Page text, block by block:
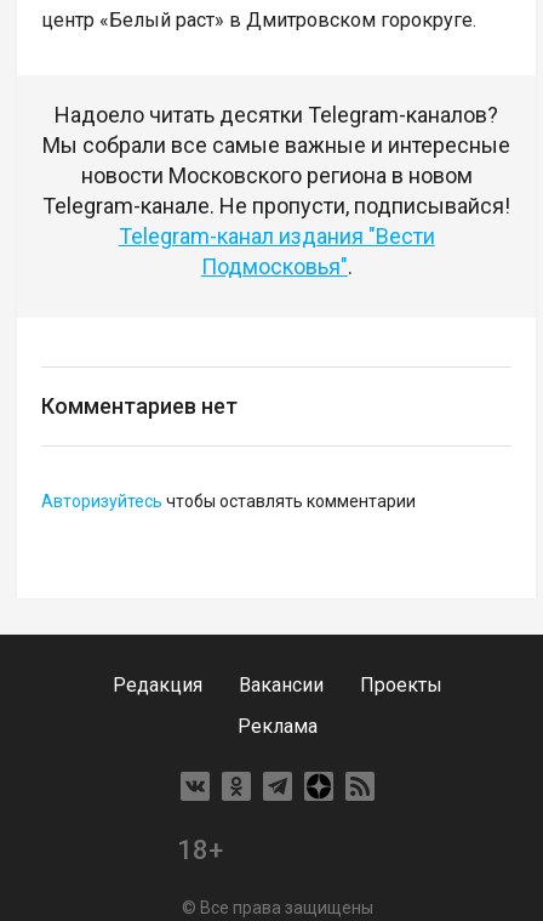
центр «Белый раст» в Дмитровском горокруге.
Надоело читать десятки Telegram-каналов?
Мы собрали все самые важные и интересные
новости Московского региона в новом
Telegram-канале. Не пропусти, подписывайся!
Telegram-канал издания "Вести
Подмосковья".
Комментариев нет
Авторизуйтесь чтобы оставлять комментарии
Редакция Вакансии
Проекты
Реклама
18+
© Все права защищены